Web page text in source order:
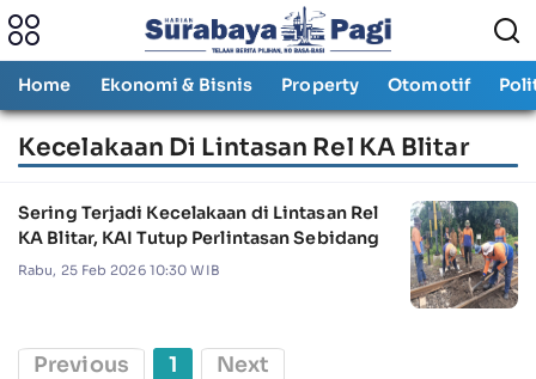
Home Ekonomi & Bisnis Property Otomotif
Kecelakaan Di Lintasan Rel KA Blitar
Sering Terjadi Kecelakaan di Lintasan Rel
KA Blitar, KAI Tutup Perlintasan Sebidang
Rabu, 25 Feb 2026 10:30 WIB
Previous 1 Next